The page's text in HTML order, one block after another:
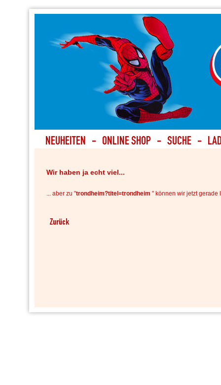
Wir haben ja echt viel...
... aber zu "trondheim?titel=trondheim " können wir jetzt gerade